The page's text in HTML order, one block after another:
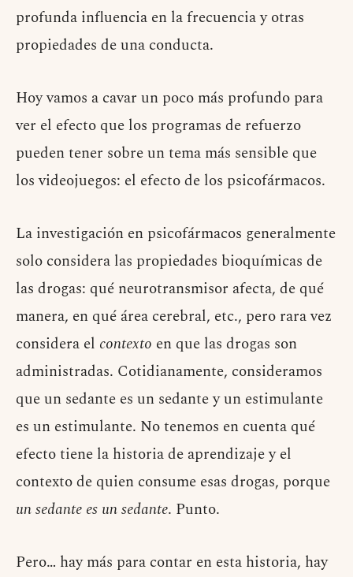
profunda influencia en la frecuencia y otras
propiedades de una conducta.
Hoy vamos a cavar un poco más profundo para
ver el efecto que los programas de refuerzo
pueden tener sobre un tema más sensible que
los videojuegos: el efecto de los psicofármacos.
La investigación en psicofármacos generalmente
solo considera las propiedades bioquímicas de
las drogas: qué neurotransmisor afecta, de qué
manera, en qué área cerebral, etc., pero rara vez
considera el contexto en que las drogas son
administradas. Cotidianamente, consideramos
que un sedante es un sedante y un estimulante
es un estimulante. No tenemos en cuenta qué
efecto tiene la historia de aprendizaje y el
contexto de quien consume esas drogas, porque
un sedante es un sedante. Punto.
Pero… hay más para contar en esta historia, hay